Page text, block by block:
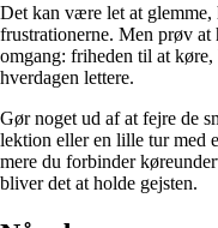
Det kan være let at
frustrationerne. Men prøv
omgang: friheden til at køre,
hverdagen lettere.
Gør noget ud af at fejre de
lektion eller en lille tur med
mere du forbinder
bliver det at holde gejsten.